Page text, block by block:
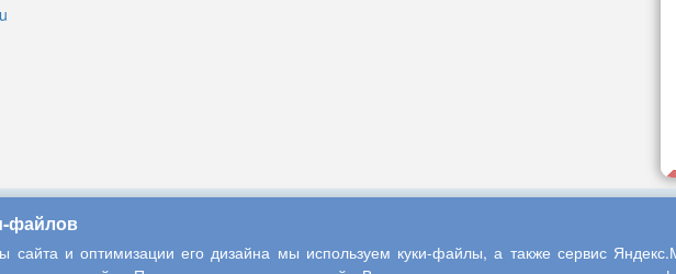
файлов
сайта и оптимизации его дизайна мы используем куки-файлы, а также сервис